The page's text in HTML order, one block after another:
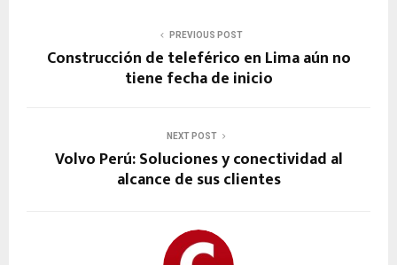
PREVIOUS POST
Construcción de teleférico en Lima aún no
tiene fecha de inicio
NEXT POST
Volvo Perú: Soluciones y conectividad al
alcance de sus clientes